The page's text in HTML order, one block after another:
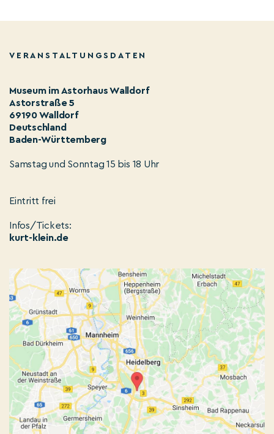
VERANSTALTUNGSDATEN
Museum im Astorhaus Walldorf
Astorstraße 5
69190 Walldorf
Deutschland
Baden-Württemberg
Samstag und Sonntag 15 bis 18 Uhr
Eintritt frei
Infos/Tickets:
kurt-klein.de